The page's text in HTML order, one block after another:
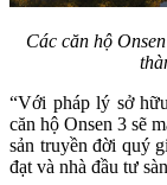
Các căn hộ
“Với pháp lý sở
căn hộ Onsen 3 sẽ
sản truyền đời quý
đạt và nhà đầu tư